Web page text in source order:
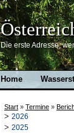
Die erste Adresse,
Home
Start » Termine »
> 2026
> 2025